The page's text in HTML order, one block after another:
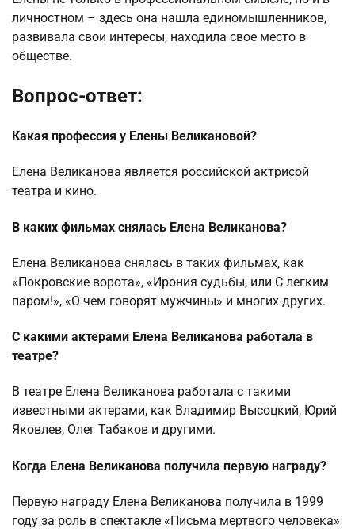
личностном – здесь она нашла единомышленников,
развивала свои интересы, находила свое место в
обществе.
Вопрос-ответ:
Какая профессия у Елены Великановой?
Елена Великанова является российской актрисой
театра и кино.
В каких фильмах снялась Елена Великанова?
Елена Великанова снялась в таких фильмах, как
«Покровские ворота», «Ирония судьбы, или С легким
паром!», «О чем говорят мужчины» и многих других.
С какими актерами Елена Великанова работала в
театре?
В театре Елена Великанова работала с такими
известными актерами, как Владимир Высоцкий, Юрий
Яковлев, Олег Табаков и другими.
Когда Елена Великанова получила первую награду?
Первую награду Елена Великанова получила в 1999
году за роль в спектакле «Письма мертвого человека»